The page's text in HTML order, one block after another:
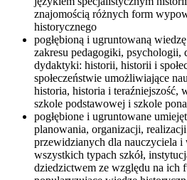
znajomością różnych form
historycznego
pogłębioną i ugruntowaną
zakresu pedagogiki, psychologii,
dydaktyki: historii, historii i
społeczeństwie umożliwiające
historia, historia i teraźniejszość,
szkole podstawowej i szkole
pogłębione i ugruntowane
planowania, organizacji,
przewidzianych dla nauczyciela
wszystkich typach szkół,
dziedzictwem ze względu na ich